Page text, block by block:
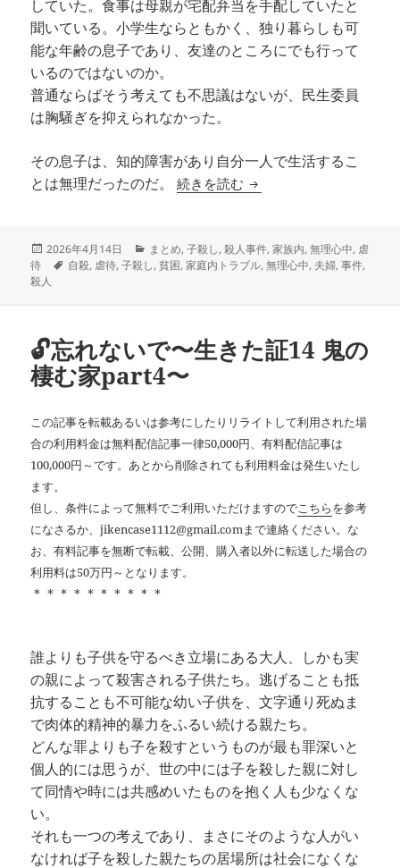
していた。食事は母親が宅配弁当を手配していたと
聞いている。小学生ならともかく、独り暮らしも可
能な年齢の息子であり、友達のところにでも行って
いるのではないのか。
普通ならばそう考えても不思議はないが、民生委員
は胸騒ぎを抑えられなかった。
その息子は、知的障害があり自分一人で生活するこ
とは無理だったのだ。
続きを読む 片隅の記録～三面記事
投
稿
日:
2026年4月14日
カ
テ
まとめ,子殺し,殺人事件,家族内,無理心中, 虐
待
タ
自殺, 虐待,子殺し,貧困,家庭内トラブル,無理心中, 夫婦,事件,
殺人
🔓忘れないで〜生きた証14 鬼の
棲む家part4〜
この記事を転載あるいは参考にしたりリライトして利用された場
合の利用料金は無料配信記事一律50,000円、有料配信記事は
100,000円～です。あとから削除されても利用料金は発生いたし
ます。
但し、条件によって無料でご利用いただけますのでこちらを参考
になさるか、jikencase1112@gmail.comまで連絡ください。な
お、有料記事を無断で転載、公開、購入者以外に転送した場合の
利用料は50万円～となります。
＊＊＊＊＊＊＊＊＊＊
誰よりも子供を守るべき立場にある大人、しかも実
の親によって殺害される子供たち。逃げることも抵
抗することも不可能な幼い子供を、文字通り死ぬま
で肉体的精神的暴力をふるい続ける親たち。
どんな罪よりも子を殺すというものが最も罪深いと
個人的には思うが、世の中には子を殺した親に対し
て同情や時には共感めいたものを抱く人も少なくな
い。
それも一つの考えであり、まさにそのような人がい
なければ子を殺した親たちの居場所は社会になくな